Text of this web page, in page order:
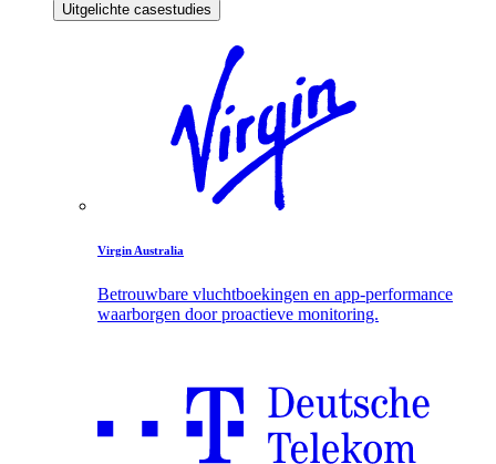
Uitgelichte casestudies
Virgin Australia
Betrouwbare vluchtboekingen en app-performance
waarborgen door proactieve monitoring.